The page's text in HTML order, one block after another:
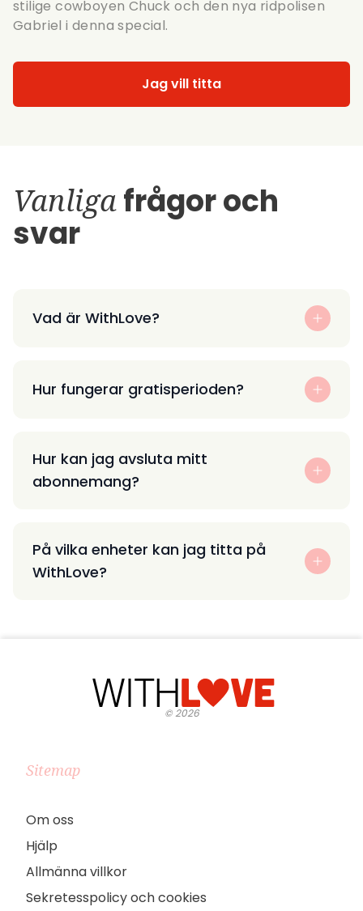
stilige cowboyen Chuck och den nya ridpolisen
Gabriel i denna special.
Jag vill titta
Vanligafrågor och
svar
Vad är WithLove?
Hur fungerar gratisperioden?
Hur kan jag avsluta mitt
abonnemang?
På vilka enheter kan jag titta på
WithLove?
©2026
Sitemap
Om oss
Hjälp
Allmänna villkor
Sekretesspolicy och cookies